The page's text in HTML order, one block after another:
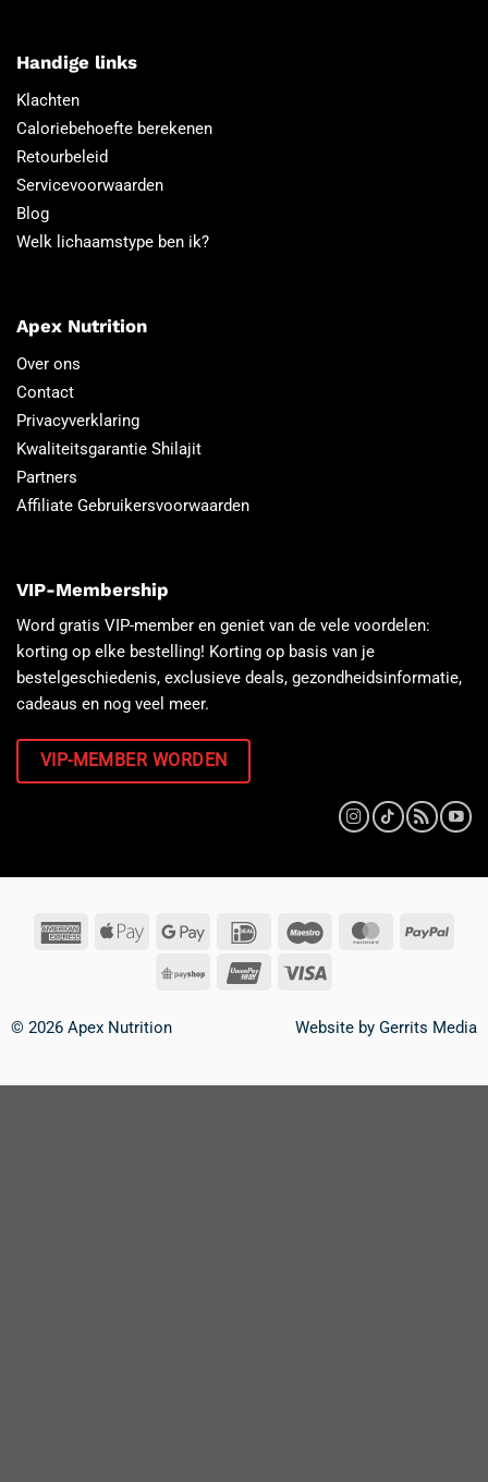
Handige links
Klachten
Caloriebehoefte berekenen
Retourbeleid
Servicevoorwaarden
Blog
Welk lichaamstype ben ik?
Apex Nutrition
Over ons
Contact
Privacyverklaring
Kwaliteitsgarantie Shilajit
Partners
Affiliate Gebruikersvoorwaarden
VIP-Membership
Word gratis VIP-member en geniet van de vele voordelen:
korting op elke bestelling! Korting op basis van je
bestelgeschiedenis, exclusieve deals, gezondheidsinformatie,
cadeaus en nog veel meer.
VIP-MEMBER WORDEN
© 2026 Apex Nutrition Website byGerrits Media